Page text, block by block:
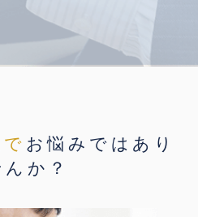
お悩みではあり
んか？